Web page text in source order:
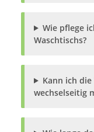
Wie pflege
Waschtischs?
Kann ich
wechselseitig